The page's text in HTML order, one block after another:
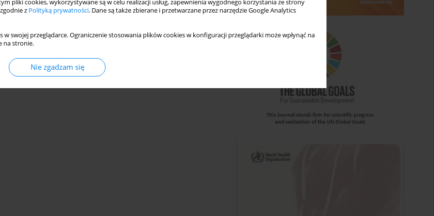
pliki cookies, wykorzystywane są w celu realizacji usług, zapewnienia wygodnego korzystania ze strony
z Polityką prywatności. Dane są także zbierane i przetwarzane przez narzędzie Google Analytics
w swojej przeglądarce. Ograniczenie stosowania plików cookies w konfiguracji przeglądarki może wpłynąć na
na stronie.
Nie zgadzam się
idiopatyczne zapalenie stawów a obraz
Elżbieta Smolewska